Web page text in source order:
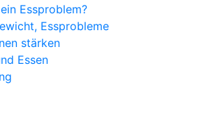
Essproblem?
Essprobleme
stärken
Essen